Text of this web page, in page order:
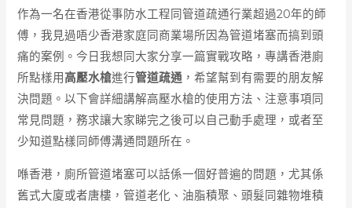
作為一名在香港從事防水工程同管道疏通行業超過20年的師
傅，我見過唔少香港家庭同商業場所因為管道堵塞而搞到頭
痛的案例。今日我想同大家分享一篇實戰攻略，專講香港廁
所點樣用 高壓水槍進行管道疏通 ，希望幫到有需要的朋友解
決問題。以下會詳細講解高壓水槍的使用方法、注意事項同
常見問題，務求讓大家睇完之後可以自己動手處理，或者至
少知道點樣同師傅溝通問題所在。
喺香港，廁所管道堵塞可以話係一個好普遍的問題，尤其係
舊式大廈或者唐樓，管道老化、油脂積聚、頭髮同雜物堆積